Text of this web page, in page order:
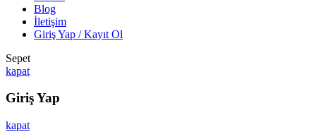
Blog
İletişim
Giriş Yap / Kayıt Ol
Sepet
kapat
Giriş Yap
kapat